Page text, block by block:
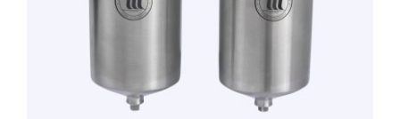
HEEFT
MEERDERE
VARIATIES.
KAN